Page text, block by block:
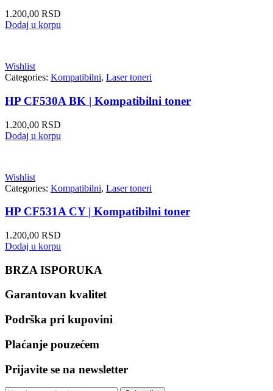
1.200,00 RSD
Dodaj u korpu
Wishlist
Categories: Kompatibilni, Laser toneri
HP CF530A BK | Kompatibilni toner
1.200,00 RSD
Dodaj u korpu
Wishlist
Categories: Kompatibilni, Laser toneri
HP CF531A CY | Kompatibilni toner
1.200,00 RSD
Dodaj u korpu
BRZA ISPORUKA
Garantovan kvalitet
Podrška pri kupovini
Plaćanje pouzećem
Prijavite se na newsletter